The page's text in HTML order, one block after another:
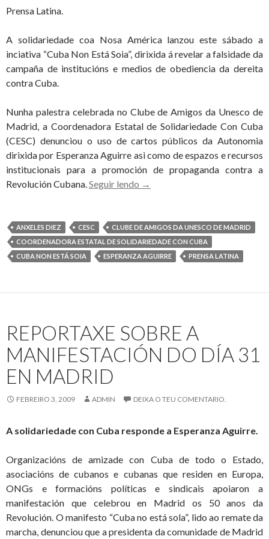
Prensa Latina.
A solidariedade coa Nosa América lanzou este sábado a
inciativa “Cuba Non Está Soia”, dirixida á revelar a falsidade da
campaña de institucións e medios de obediencia da dereita
contra Cuba.
Nunha palestra celebrada no Clube de Amigos da Unesco de
Madrid, a Coordenadora Estatal de Solidariedade Con Cuba
(CESC) denunciou o uso de cartos públicos da Autonomia
dirixida por Esperanza Aguirre asi como de espazos e recursos
institucionais para a promoción de propaganda contra a
Revolución Cubana.Seguir lendo A
Non
Está
Soia”
da
dereita
→
ANXELES DIEZ CESC
CLUBE DE AMIGOS DA UNESCO DE MADRID
COORDENADORA ESTATAL DE SOLIDARIEDADE CON CUBA
CUBA NON ESTÁ SOIA
ESPERANZA AGUIRRE PRENSA LATINA
REPORTAXE SOBRE A
MANIFESTACIÓN DO DÍA 31
EN MADRID
FEBREIRO 3, 2009 ADMIN DEIXA O TEU COMENTARIO.
A solidariedade con Cuba responde a Esperanza Aguirre.
Organizacións de amizade con Cuba de todo o Estado,
asociacións de cubanos e cubanas que residen en Europa,
ONGs e formacións políticas e sindicais apoiaron a
manifestación que celebrou en Madrid os 50 anos da
Revolución. O manifesto “Cuba no está sola”, lido ao remate da
marcha, denunciou que a presidenta da comunidade de Madrid